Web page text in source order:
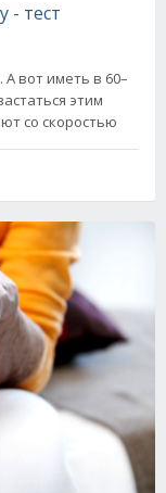
- тест
вот иметь в 60–
этим
со скоростью